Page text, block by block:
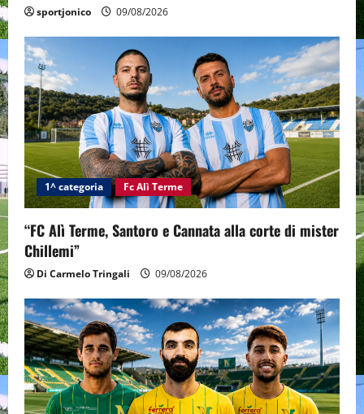
sportjonico 09/08/2026
1^ categoria Fc Alì Terme
“FC Alì Terme, Santoro e Cannata alla corte di mister
Chillemi”
Di Carmelo Tringali 09/08/2026